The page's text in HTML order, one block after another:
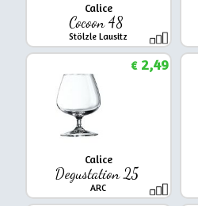
Calice
Cocoon 48
Stölzle Lausitz
Calice
Degustation 25
ARC
€2,49